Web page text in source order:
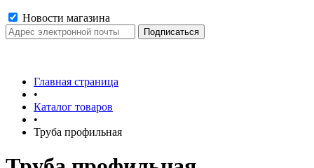
Новости магазина
Главная страница
•
Каталог товаров
•
Труба профильная